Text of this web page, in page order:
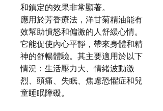
和鎮定的效果非常顯著。
應用於芳香療法，洋甘菊精油能有
效幫助憤怒和偏激的人舒緩心情。
它能促使內心平靜，帶來身體和精
神的舒暢體驗。其主要適用於以下
情況：生活壓力大、情緒波動激
烈、頭痛、失眠、焦慮恐懼症和兒
童睡眠障礙。